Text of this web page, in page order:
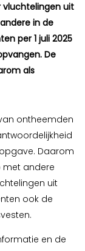
uit
in de
per 1 juli 2025
De
als
ontheemden
Daarom
met andere
uit
ook de
en de